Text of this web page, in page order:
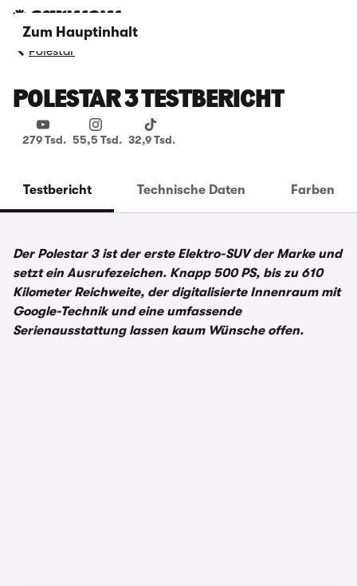
Zum Hauptinhalt
Polestar
POLESTAR 3 TESTBERICHT
279 Tsd. 55,5 Tsd. 32,9 Tsd.
Testbericht Technische Daten Farben
Der Polestar 3 ist der erste Elektro-SUV der Marke und
setzt ein Ausrufezeichen. Knapp 500 PS, bis zu 610
Kilometer Reichweite, der digitalisierte Innenraum mit
Google-Technik und eine umfassende
Serienausstattung lassen kaum Wünsche offen.